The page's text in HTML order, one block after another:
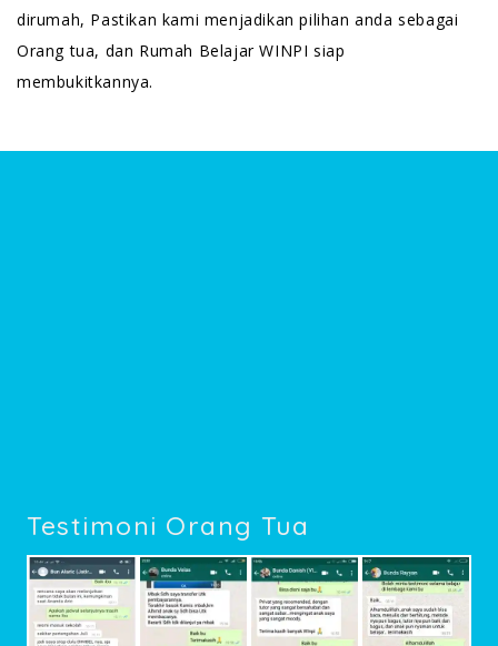
dirumah, Pastikan kami menjadikan pilihan anda sebagai
Orang tua, dan Rumah Belajar WINPI siap
membukitkannya.
Testimoni Orang Tua